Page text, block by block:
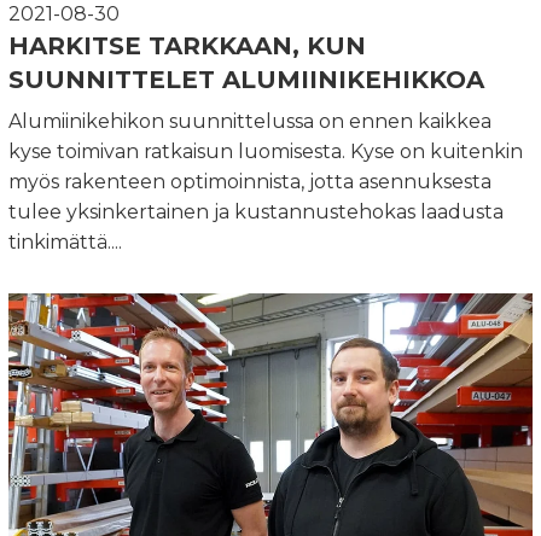
2021-08-30
HARKITSE TARKKAAN, KUN
SUUNNITTELET ALUMIINIKEHIKKOA
Alumiinikehikon suunnittelussa on ennen kaikkea
kyse toimivan ratkaisun luomisesta. Kyse on kuitenkin
myös rakenteen optimoinnista, jotta asennuksesta
tulee yksinkertainen ja kustannustehokas laadusta
tinkimättä....